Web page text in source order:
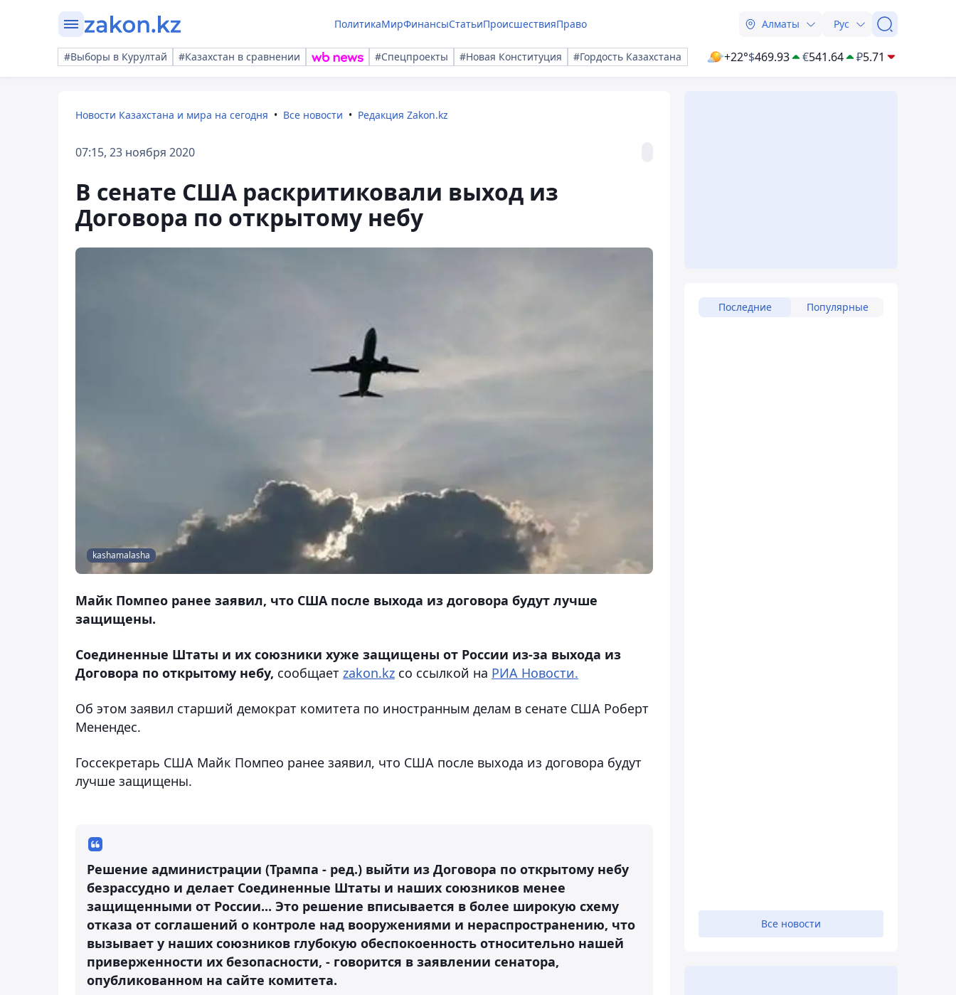
ПолитикаМирФинансыСтатьиПроисшествияПраво Алматы Рус
#Выборы в Курултай #Казахстан в сравнении #Спецпроекты #Новая Конституция #Гордость Казахстана +22°$469.93 €541.64 ₽5.71
Новости Казахстана и мира на сегодня Все новости Редакция Zakon.kz
07:15, 23 ноября 2020
В сенате США раскритиковали выход из
Договора по открытому небу
kashamalasha
Майк Помпео ранее заявил, что США после выхода из договора будут лучше
защищены.
Соединенные Штаты и их союзники хуже защищены от России из-за выхода из
Договора по открытому небу, сообщает zakon.kz со ссылкой на РИА Новости.
Об этом заявил старший демократ комитета по иностранным делам в сенате США Роберт
Менендес.
Госсекретарь США Майк Помпео ранее заявил, что США после выхода из договора будут
лучше защищены.
Решение администрации (Трампа - ред.) выйти из Договора по открытому небу
безрассудно и делает Соединенные Штаты и наших союзников менее
защищенными от России... Это решение вписывается в более широкую схему
отказа от соглашений о контроле над вооружениями и нераспространению, что
вызывает у наших союзников глубокую обеспокоенность относительно нашей
приверженности их безопасности, - говорится в заявлении сенатора,
опубликованном на сайте комитета.
Последние Популярные
Все новости